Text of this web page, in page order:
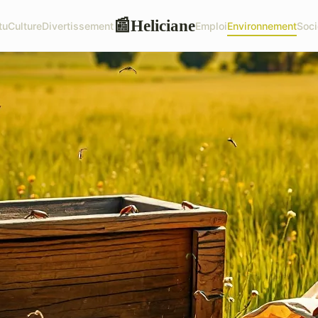
CultureDivertissement📰HelicianeEmploiEnvironnement